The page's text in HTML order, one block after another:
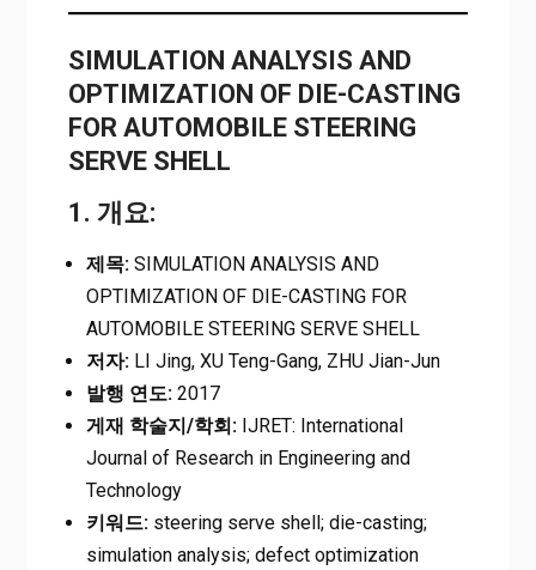
SIMULATION ANALYSIS AND
OPTIMIZATION OF DIE-CASTING
FOR AUTOMOBILE STEERING
SERVE SHELL
1. 개요:
제목:SIMULATION ANALYSIS AND
OPTIMIZATION OF DIE-CASTING FOR
AUTOMOBILE STEERING SERVE SHELL
저자:LI Jing, XU Teng-Gang, ZHU Jian-Jun
발행 연도:2017
게재 학술지/학회:IJRET: International
Journal of Research in Engineering and
Technology
키워드:steering serve shell; die-casting;
simulation analysis; defect optimization